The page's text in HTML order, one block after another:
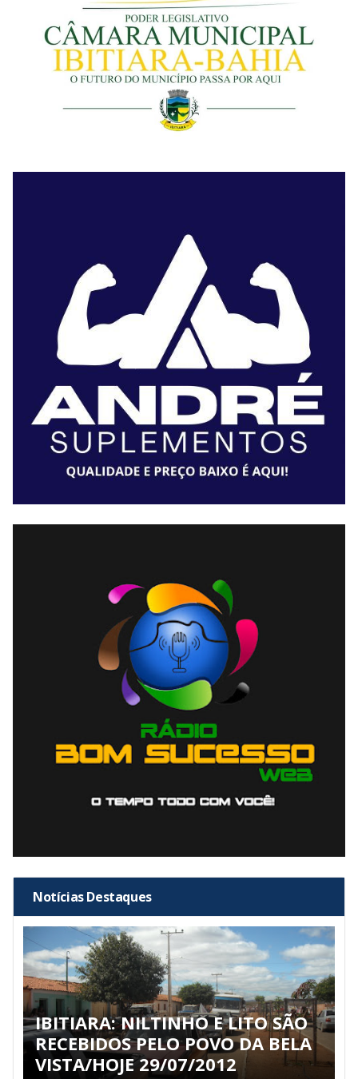
Notícias Destaques
IBITIARA: NILTINHO E LITO SÃO
RECEBIDOS PELO POVO DA BELA
VISTA/HOJE 29/07/2012